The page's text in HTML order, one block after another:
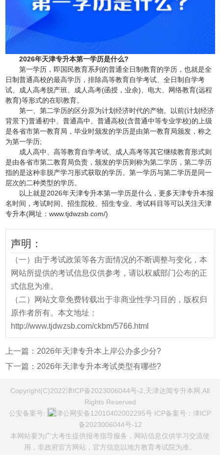
2026年天津专升本第一学历是什么?
第一学历，即国民教育系列的普通全日制教育的学历，也就是全
日制普通高校的最高学历，排除高等教育自学考试、全日制自学考
试、成人高考脱产班、成人高考(函授，业余)、电大、网络教育(远程
教育)等形式的在职教育。
第一、第二学历的区分原为计划经济时代的产物。以前(计划经济
背景下)普通初中、普通高中、普通高校(含普通中等专业学校)的上级
是各省市第一教育局，毕业时颁发的学历是由第一教育局颁发，称之
为第一学历;
成人高中、高等教育自学考试、成人高考等其它继续教育形式则
是由各省市第二教育局负责，颁发的学历则称为第二学历，第二学历
指的是这种非脱产学习形式获取的学历。第一学历与第二学历是同一
层次的二种类型的学历。
以上就是2026年天津专升本第一学历是什么，更多天津专升本报
名时间，考试时间、招生院校、招生专业、考试科目等可以关注天津
专升本(网址：www.tjdwzsb.com/)
声明：
（一）由于考试政策等各方面情况的不断调整与变化，本
网站所提供的考试信息仅供参考，请以权威部门公布的正
式信息为准。
（二）网站文章免费转载出于非商业性学习目的，版权归
原作者所有。本文地址：
http://www.tjdwzsb.com/ckbm/5766.html
上一篇： 2026年天津专升本上岸公办多少分?
下一篇： 2026年天津专升本考试类型有哪些?
Copyright(C)2022津ICP备2023006044号-2,天津达闻专升本网,All
Rights Reserved
公安备案号:
津公网安备12010402002295号 ICP备案号： 津ICP
备2023006044号-12
本网站要为广大考生提供报考指导服务，网站信息仅供学习交流使
用，非政府官方网站，官方信息以地方教育考试院为准。